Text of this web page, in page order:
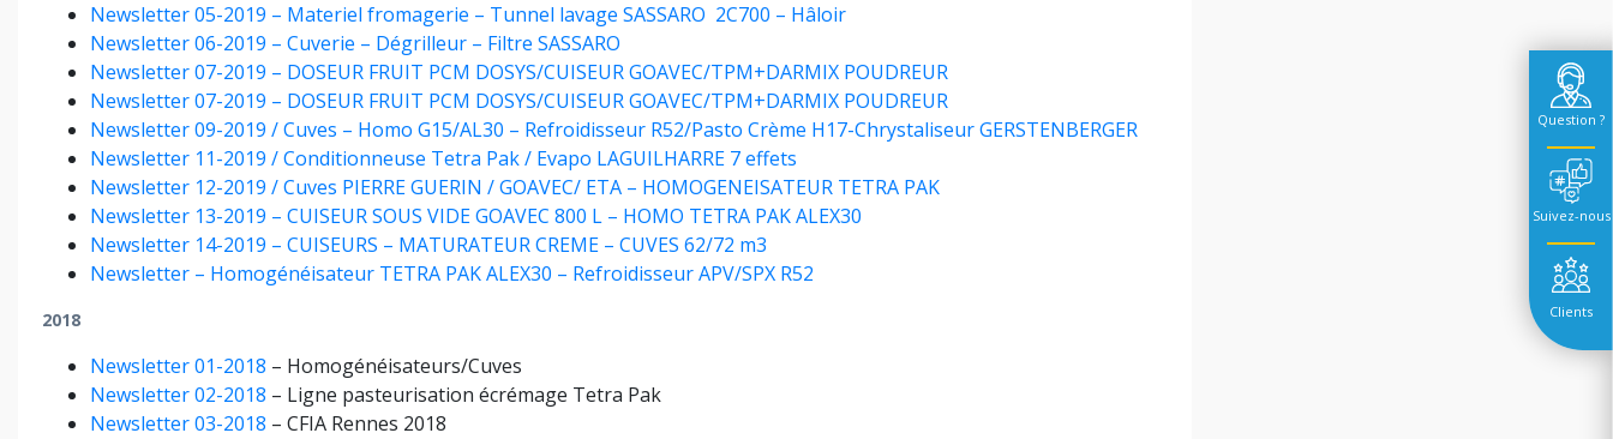
Question ?
Suivez-nous
Clients
Newsletter 05-2019 – Materiel fromagerie – Tunnel lavage SASSARO 2C700 – Hâloir
Newsletter 06-2019 – Cuverie – Dégrilleur – Filtre SASSARO
Newsletter 07-2019 – DOSEUR FRUIT PCM DOSYS/CUISEUR GOAVEC/TPM+DARMIX POUDREUR
Newsletter 07-2019 – DOSEUR FRUIT PCM DOSYS/CUISEUR GOAVEC/TPM+DARMIX POUDREUR
Newsletter 09-2019 / Cuves – Homo G15/AL30 – Refroidisseur R52/Pasto Crème H17-Chrystaliseur GERSTENBERGER
Newsletter 11-2019 / Conditionneuse Tetra Pak / Evapo LAGUILHARRE 7 effets
Newsletter 12-2019 / Cuves PIERRE GUERIN / GOAVEC/ ETA – HOMOGENEISATEUR TETRA PAK
Newsletter 13-2019 – CUISEUR SOUS VIDE GOAVEC 800 L – HOMO TETRA PAK ALEX30
Newsletter 14-2019 – CUISEURS – MATURATEUR CREME – CUVES 62/72 m3
Newsletter – Homogénéisateur TETRA PAK ALEX30 – Refroidisseur APV/SPX R52
2018
Newsletter 01-2018 – Homogénéisateurs/Cuves
Newsletter 02-2018 – Ligne pasteurisation écrémage Tetra Pak
Newsletter 03-2018 – CFIA Rennes 2018